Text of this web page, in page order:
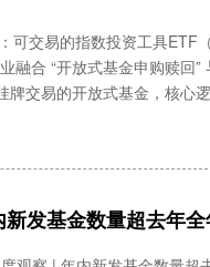
可交易的指数投资工具ETF
融合 “开放式基金申购赎回
牌交易的开放式基金，核心
发基金数量超去年